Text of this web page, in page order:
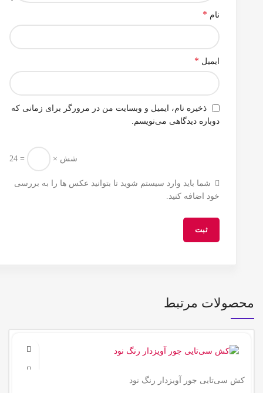
نام *
ایمیل *
ذخیره نام، ایمیل و وبسایت من در مرورگر برای زمانی که
دوباره دیدگاهی می‌نویسم.
شش × = 24
شما باید وارد سیستم شوید تا بتوانید عکس ها را به بررسی
خود اضافه کنید.
محصولات مرتبط
کش سی‌تایی جور آویزدار رنگ نود